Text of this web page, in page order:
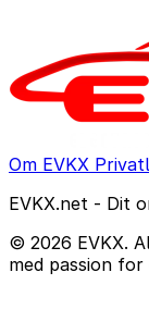
Om EVKX
EVKX.net - Dit
© 2026 EVKX.
med passion